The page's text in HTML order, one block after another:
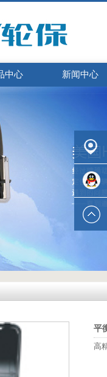
中心 新闻中心
平
高
联系我
在线咨